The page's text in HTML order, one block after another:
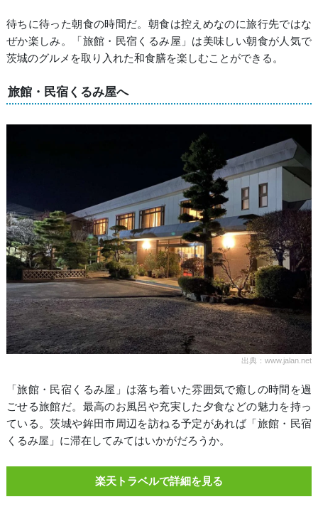
待ちに待った朝食の時間だ。朝食は控えめなのに旅行先ではな
ぜか楽しみ。「旅館・民宿くるみ屋」は美味しい朝食が人気で
茨城のグルメを取り入れた和食膳を楽しむことができる。
旅館・民宿くるみ屋へ
出典：www.jalan.net
「旅館・民宿くるみ屋」は落ち着いた雰囲気で癒しの時間を過
ごせる旅館だ。最高のお風呂や充実した夕食などの魅力を持っ
ている。茨城や鉾田市周辺を訪ねる予定があれば「旅館・民宿
くるみ屋」に滞在してみてはいかがだろうか。
楽天トラベルで詳細を見る